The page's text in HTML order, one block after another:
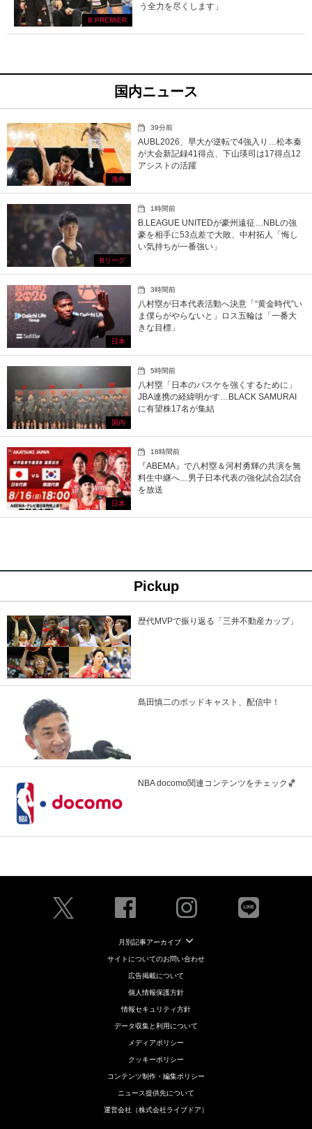
B.PREMIER
う全力を尽くします」
国内ニュース
海外
39分前
AUBL2026、早大が逆転で4強入り…松本秦
が大会新記録41得点、下山瑛司は17得点12
アシストの活躍
Bリーグ
1時間前
B.LEAGUE UNITEDが豪州遠征…NBLの強
豪を相手に53点差で大敗、中村拓人「悔し
い気持ちが一番強い」
日本
3時間前
八村塁が日本代表活動へ決意「“黄金時代”い
ま僕らがやらないと」ロス五輪は「一番大
きな目標」
国内
5時間前
八村塁「日本のバスケを強くするために」
JBA連携の経緯明かす…BLACK SAMURAI
に有望株17名が集結
日本
18時間前
『ABEMA』で八村塁＆河村勇輝の共演を無
料生中継へ…男子日本代表の強化試合2試合
を放送
Pickup
歴代MVPで振り返る「三井不動産カップ」
島田慎二のポッドキャスト、配信中！
NBA docomo関連コンテンツをチェック🏀
月別記事アーカイブ
サイトについてのお問い合わせ
広告掲載について
個人情報保護方針
情報セキュリティ方針
データ収集と利用について
メディアポリシー
クッキーポリシー
コンテンツ制作・編集ポリシー
ニュース提供先について
運営会社（株式会社ライブドア）